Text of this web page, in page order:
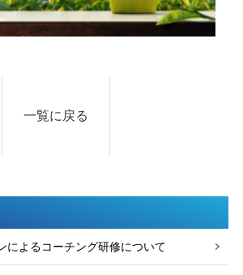
一覧に戻る
によるコーチング研修について